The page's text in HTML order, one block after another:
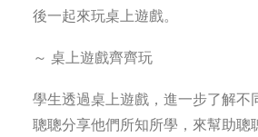
後一起來玩桌上遊戲。
～ 桌上遊戲齊齊玩
學生透過桌上遊戲，進一步了解不
聰聰分享他們所知所學，來幫助聰